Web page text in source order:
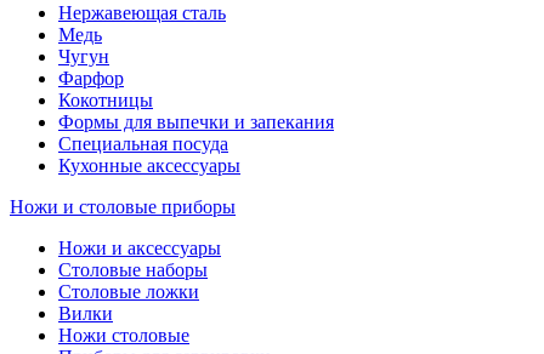
Нержавеющая сталь
Медь
Чугун
Фарфор
Кокотницы
Формы для выпечки и запекания
Специальная посуда
Кухонные аксессуары
Ножи и столовые приборы
Ножи и аксессуары
Столовые наборы
Столовые ложки
Вилки
Ножи столовые